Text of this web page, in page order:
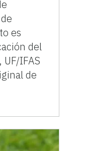
es
del
IFAS
de